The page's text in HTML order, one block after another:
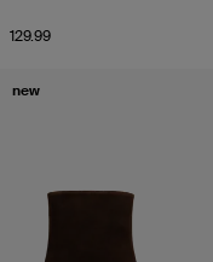
129.99
new